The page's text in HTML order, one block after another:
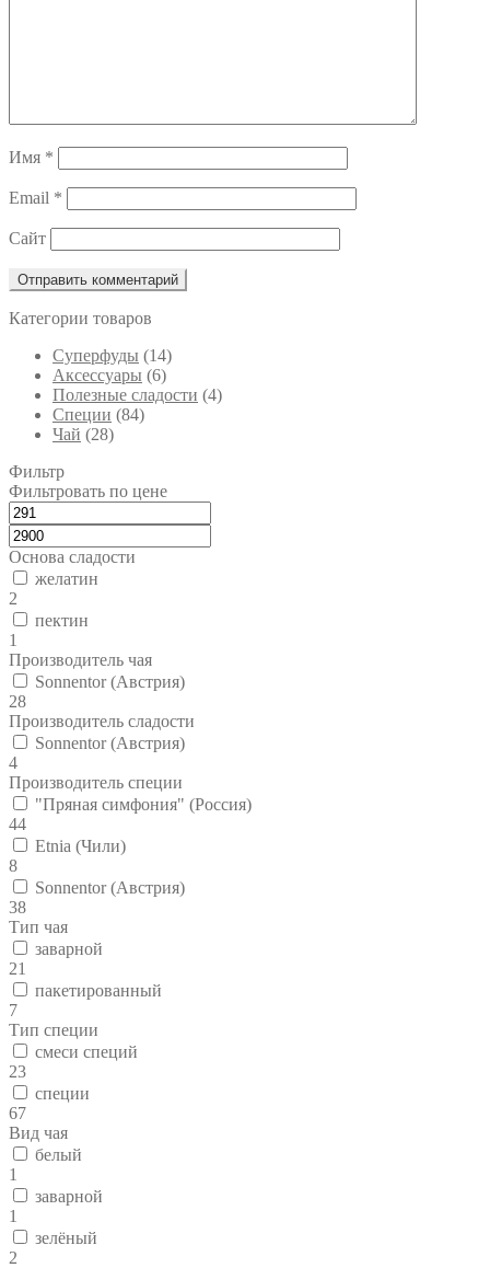
Имя *
Email *
Сайт
Категории товаров
Cуперфуды (14)
Аксессуары (6)
Полезные сладости (4)
Специи (84)
Чай (28)
Фильтр
Фильтровать по цене
Основа сладости
желатин
2
пектин
1
Производитель чая
Sonnentor (Австрия)
28
Производитель сладости
Sonnentor (Австрия)
4
Производитель специи
"Пряная симфония" (Россия)
44
Etnia (Чили)
8
Sonnentor (Австрия)
38
Тип чая
заварной
21
пакетированный
7
Тип специи
смеси специй
23
специи
67
Вид чая
белый
1
заварной
1
зелёный
2